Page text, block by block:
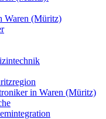
Waren (Müritz)
in Waren (Müritz)